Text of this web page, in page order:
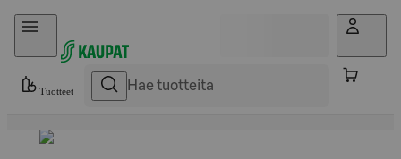
Hyppää sisältöön
Tuotteet